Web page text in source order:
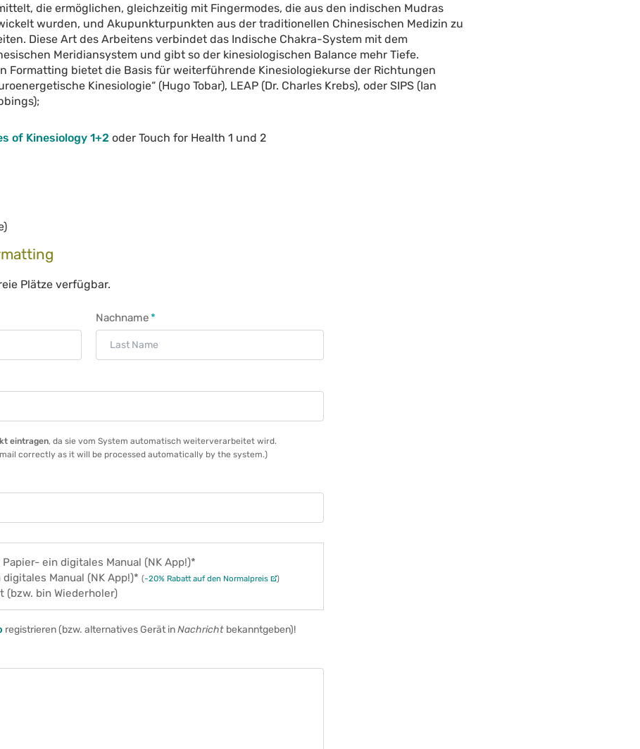
die ermöglichen, gleichzeitig mit Fingermodes, die aus den indischen Mudras
wurden, und Akupunkturpunkten aus der traditionellen Chinesischen Medizin zu
Diese Art des Arbeitens verbindet das Indische Chakra-System mit dem
Meridiansystem und gibt so der kinesiologischen Balance mehr Tiefe.
Formatting bietet die Basis für weiterführende Kinesiologiekurse der Richtungen
Kinesiologie“ (Hugo Tobar), LEAP (Dr. Charles Krebs), oder SIPS (Ian
of Kinesiology 1+2 oder Touch for Health 1 und 2
Plätze verfügbar.
Pflichtfeld
Nachname *
eintragen, da sie vom System automatisch weiterverarbeitet wird.
correctly as it will be processed automatically by the system.)
ein digitales Manual (NK App!)*
Manual (NK App!)*(-20% Rabatt auf den Normalpreis )
(bzw. bin Wiederholer)
registrieren (bzw. alternatives Gerät inNachricht bekanntgeben)!